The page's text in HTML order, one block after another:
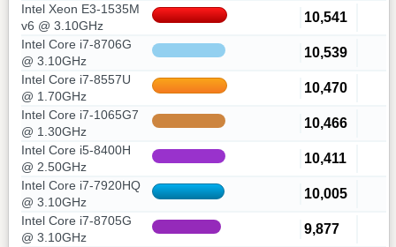
Intel Xeon E3-1535M
v6 @ 3.10GHz
10,541
Intel Core i7-8706G
@ 3.10GHz
10,539
Intel Core i7-8557U
@ 1.70GHz
10,470
Intel Core i7-1065G7
@ 1.30GHz
10,466
Intel Core i5-8400H
@ 2.50GHz
10,411
Intel Core i7-7920HQ
@ 3.10GHz
10,005
Intel Core i7-8705G
@ 3.10GHz
9,877